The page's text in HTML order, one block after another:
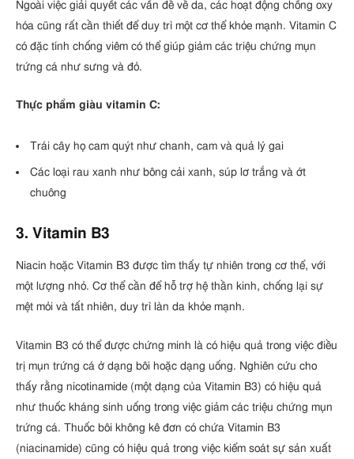
Ngoài việc giải quyết các vấn đề về da, các hoạt động chống oxy
hóa cũng rất cần thiết để duy trì một cơ thể khỏe mạnh. Vitamin C
có đặc tính chống viêm có thể giúp giảm các triệu chứng mụn
trứng cá như sưng và đỏ.
Thực phẩm giàu vitamin C:
Trái cây họ cam quýt như chanh, cam và quả lý gai
Các loại rau xanh như bông cải xanh, súp lơ trắng và ớt
chuông
3. Vitamin B3
Niacin hoặc Vitamin B3 được tìm thấy tự nhiên trong cơ thể, với
một lượng nhỏ. Cơ thể cần để hỗ trợ hệ thần kinh, chống lại sự
mệt mỏi và tất nhiên, duy trì làn da khỏe mạnh.
Vitamin B3 có thể được chứng minh là có hiệu quả trong việc điều
trị mụn trứng cá ở dạng bôi hoặc dạng uống. Nghiên cứu cho
thấy rằng nicotinamide (một dạng của Vitamin B3) có hiệu quả
như thuốc kháng sinh uống trong việc giảm các triệu chứng mụn
trứng cá. Thuốc bôi không kê đơn có chứa Vitamin B3
(niacinamide) cũng có hiệu quả trong việc kiểm soát sự sản xuất